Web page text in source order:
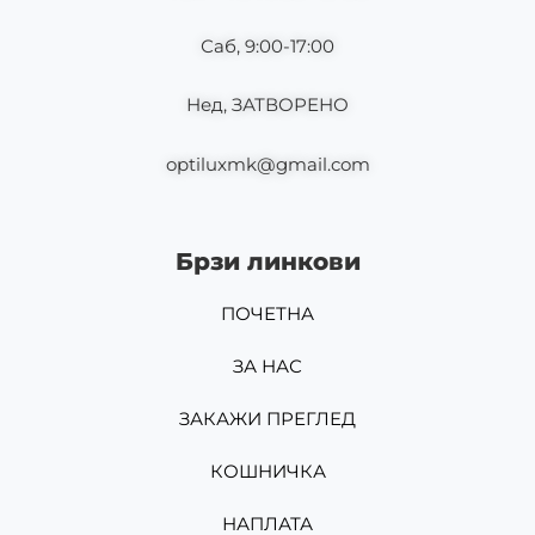
Саб, 9:00-17:00
Нед, ЗАТВОРЕНО
optiluxmk@gmail.com
Брзи линкови
ПОЧЕТНА
ЗА НАС
ЗАКАЖИ ПРЕГЛЕД
КОШНИЧКА
НАПЛАТА